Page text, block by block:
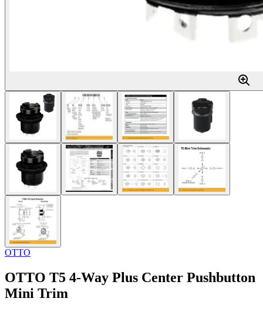
OTTO
OTTO T5 4-Way Plus Center Pushbutton
Mini Trim